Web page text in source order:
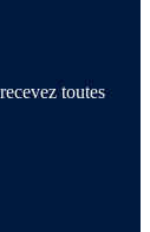
toutes